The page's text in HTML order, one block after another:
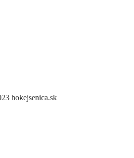
hokejsenica.sk